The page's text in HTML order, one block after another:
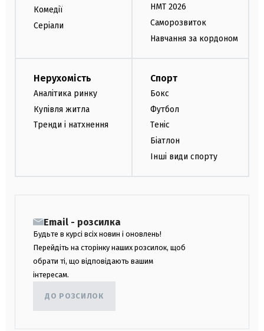
Комедії
Серіали
НМТ 2026
Саморозвиток
Навчання за кордоном
Нерухомість
Аналітика ринку
Купівля житла
Тренди і натхнення
Спорт
Бокс
Футбол
Теніс
Біатлон
Інші види спорту
Email - розсилка
Будьте в курсі всіх новин і оновлень!
Перейдіть на сторінку наших розсилок, щоб
обрати ті, що відповідають вашим
інтересам.
ДО РОЗСИЛОК